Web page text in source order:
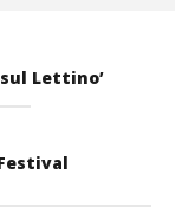
Lettino’